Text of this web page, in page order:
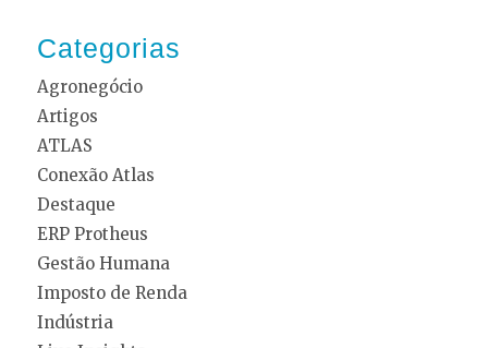
Categorias
Agronegócio
Artigos
ATLAS
Conexão Atlas
Destaque
ERP Protheus
Gestão Humana
Imposto de Renda
Indústria